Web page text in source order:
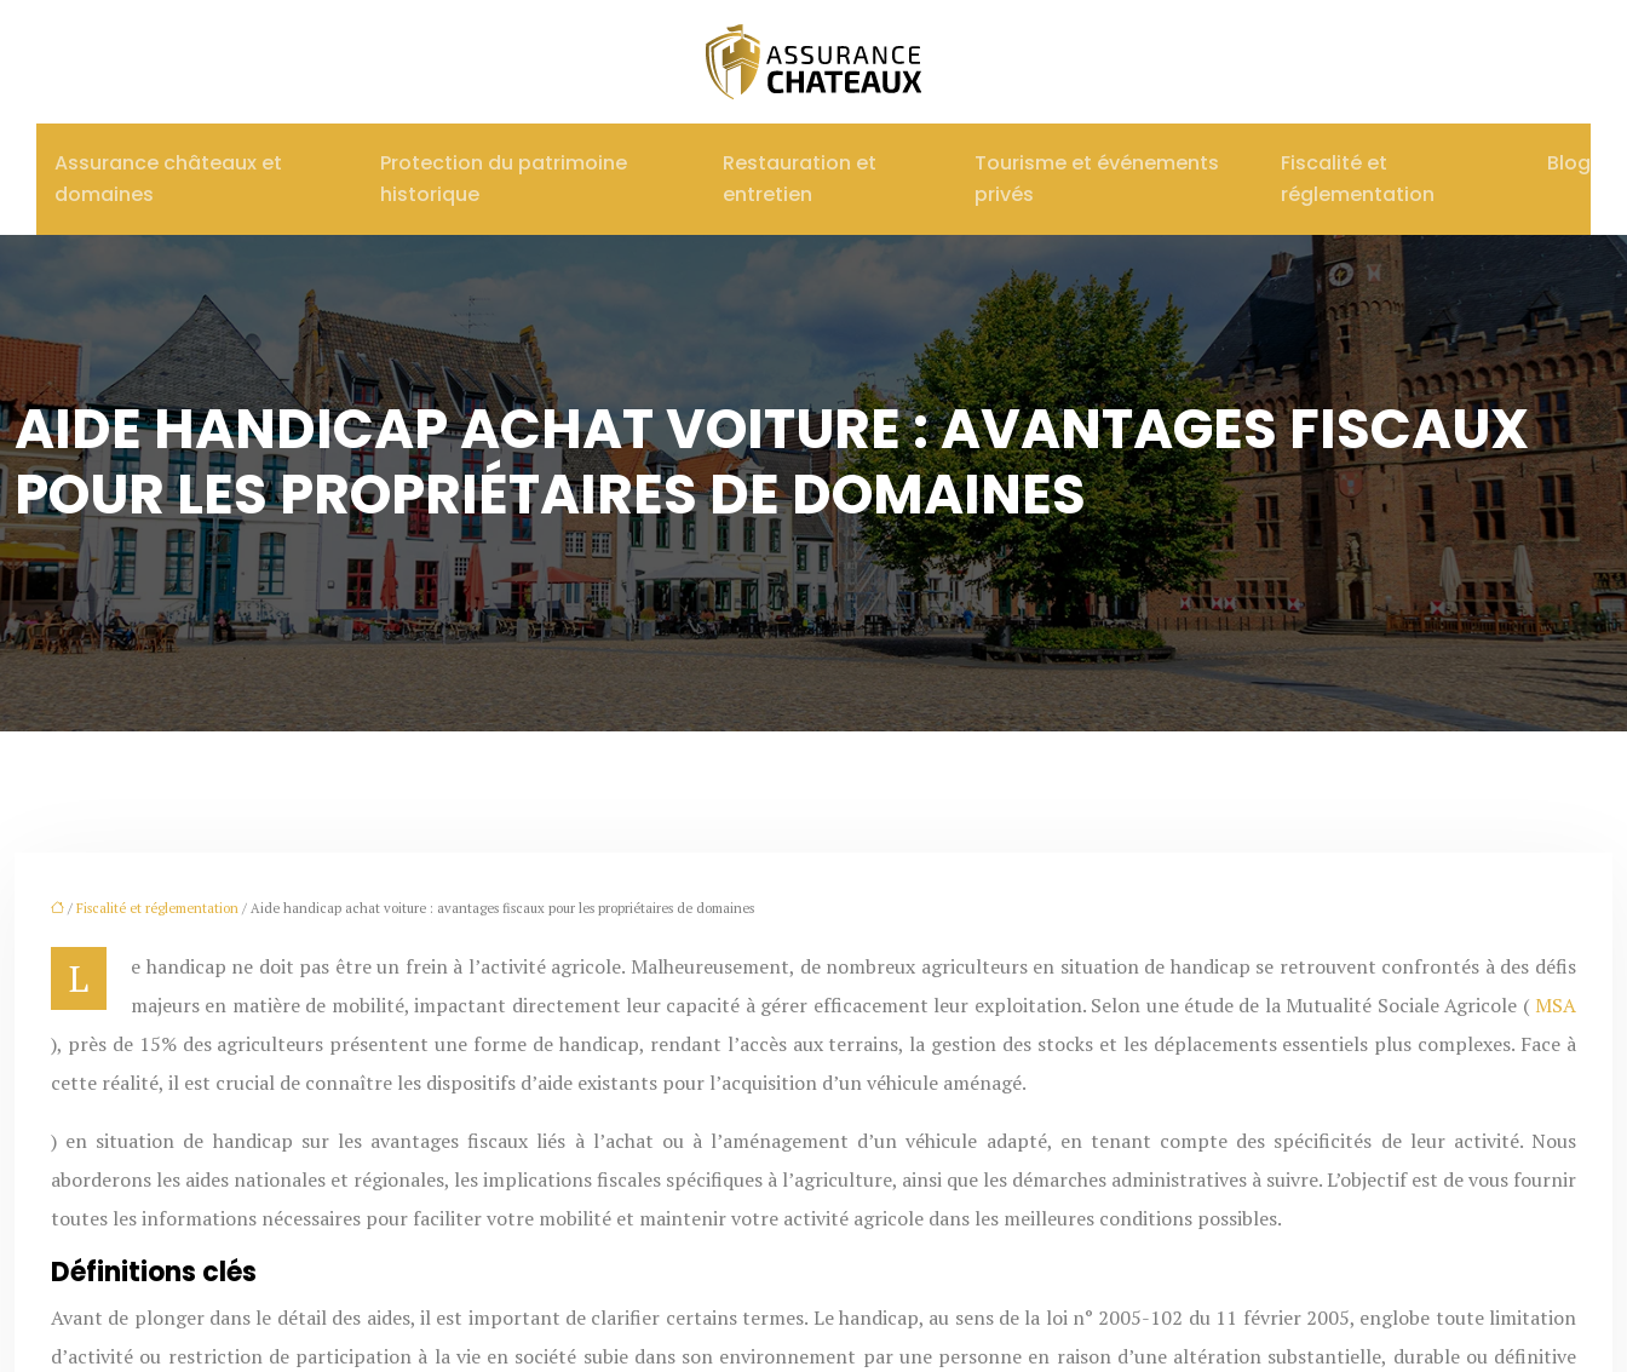
Assurance châteaux et
domaines
Protection du patrimoine
historique
Restauration et
entretien
Tourisme et événements
privés
Fiscalité et
réglementation
Blog
AIDE HANDICAP ACHAT VOITURE : AVANTAGES FISCAUX
POUR LES PROPRIÉTAIRES DE DOMAINES
/ Fiscalité et réglementation / Aide handicap achat voiture : avantages fiscaux pour les propriétaires de domaines
Le handicap ne doit pas être un frein à l’activité agricole. Malheureusement, de nombreux agriculteurs en situation de handicap se retrouvent confrontés à des défis
majeurs en matière de mobilité, impactant directement leur capacité à gérer efficacement leur exploitation. Selon une étude de la Mutualité Sociale Agricole ( MSA
), près de 15% des agriculteurs présentent une forme de handicap, rendant l’accès aux terrains, la gestion des stocks et les déplacements essentiels plus complexes. Face à
cette réalité, il est crucial de connaître les dispositifs d’aide existants pour l’acquisition d’un véhicule aménagé.
) en situation de handicap sur les avantages fiscaux liés à l’achat ou à l’aménagement d’un véhicule adapté, en tenant compte des spécificités de leur activité. Nous
aborderons les aides nationales et régionales, les implications fiscales spécifiques à l’agriculture, ainsi que les démarches administratives à suivre. L’objectif est de vous fournir
toutes les informations nécessaires pour faciliter votre mobilité et maintenir votre activité agricole dans les meilleures conditions possibles.
Définitions clés
Avant de plonger dans le détail des aides, il est important de clarifier certains termes. Le handicap, au sens de la loi n° 2005-102 du 11 février 2005, englobe toute limitation
d’activité ou restriction de participation à la vie en société subie dans son environnement par une personne en raison d’une altération substantielle, durable ou définitive